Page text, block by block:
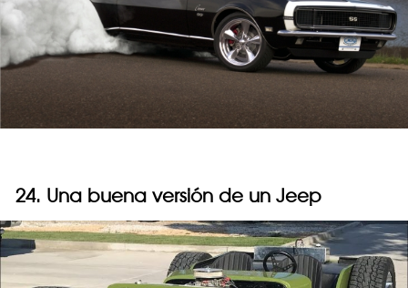
24. Una buena versión de un Jeep